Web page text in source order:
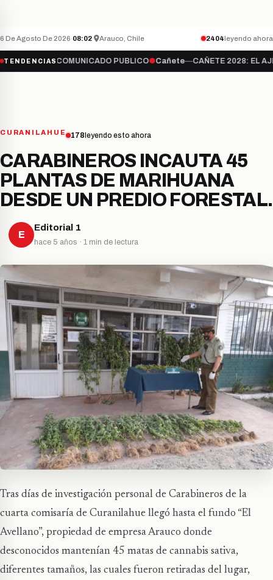
6 De Agosto De 2026·08:02· Arauco, Chile 2404leyendo ahora
TENDENCIAS
—COMUNICADO PUBLICO● Cañete—CAÑETE 2028: EL AJEDREZ DE
CURANILAHUE 178 leyendo esto ahora
CARABINEROS INCAUTA 45
PLANTAS DE MARIHUANA
DESDE UN PREDIO FORESTAL.
E
Editorial 1
hace 5 años · 1 min de lectura
Tras días de investigación personal de Carabineros de la
cuarta comisaría de Curanilahue llegó hasta el fundo “El
Avellano”, propiedad de empresa Arauco donde
desconocidos mantenían 45 matas de cannabis sativa,
diferentes tamaños, las cuales fueron retiradas del lugar,